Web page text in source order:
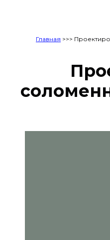
Главная >>>